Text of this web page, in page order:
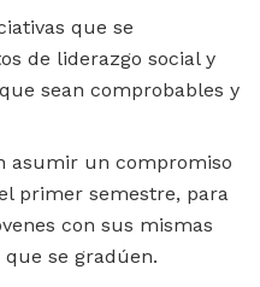
que se
de liderazgo social y
sean comprobables y
asumir un compromiso
primer semestre, para
con sus mismas
se gradúen.